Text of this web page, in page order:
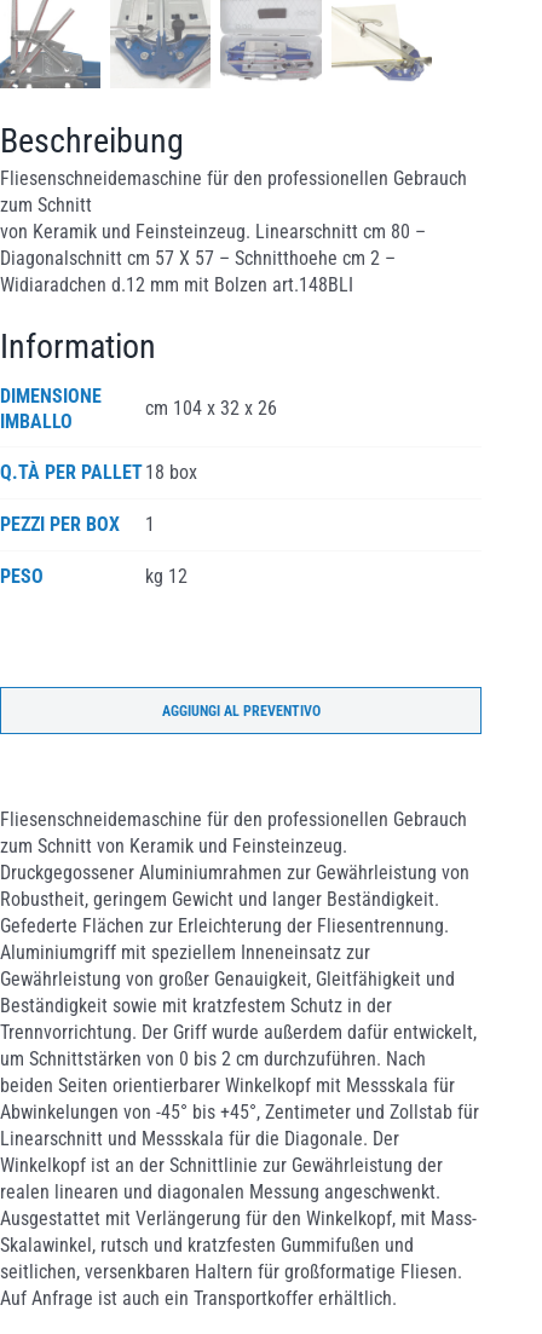
Beschreibung
Fliesenschneidemaschine für den professionellen Gebrauch
zum Schnitt
von Keramik und Feinsteinzeug. Linearschnitt cm 80 –
Diagonalschnitt cm 57 X 57 – Schnitthoehe cm 2 –
Widiaradchen d.12 mm mit Bolzen art.148BLI
Information
DIMENSIONE
IMBALLO
cm 104 x 32 x 26
Q.TÀ PER PALLET18 box
PEZZI PER BOX 1
PESO kg 12
AGGIUNGI AL PREVENTIVO
Fliesenschneidemaschine für den professionellen Gebrauch
zum Schnitt von Keramik und Feinsteinzeug.
Druckgegossener Aluminiumrahmen zur Gewährleistung von
Robustheit, geringem Gewicht und langer Beständigkeit.
Gefederte Flächen zur Erleichterung der Fliesentrennung.
Aluminiumgriff mit speziellem Inneneinsatz zur
Gewährleistung von großer Genauigkeit, Gleitfähigkeit und
Beständigkeit sowie mit kratzfestem Schutz in der
Trennvorrichtung. Der Griff wurde außerdem dafür entwickelt,
um Schnittstärken von 0 bis 2 cm durchzuführen. Nach
beiden Seiten orientierbarer Winkelkopf mit Messskala für
Abwinkelungen von -45° bis +45°, Zentimeter und Zollstab für
Linearschnitt und Messskala für die Diagonale. Der
Winkelkopf ist an der Schnittlinie zur Gewährleistung der
realen linearen und diagonalen Messung angeschwenkt.
Ausgestattet mit Verlängerung für den Winkelkopf, mit Mass-
Skalawinkel, rutsch und kratzfesten Gummifußen und
seitlichen, versenkbaren Haltern für großformatige Fliesen.
Auf Anfrage ist auch ein Transportkoffer erhältlich.